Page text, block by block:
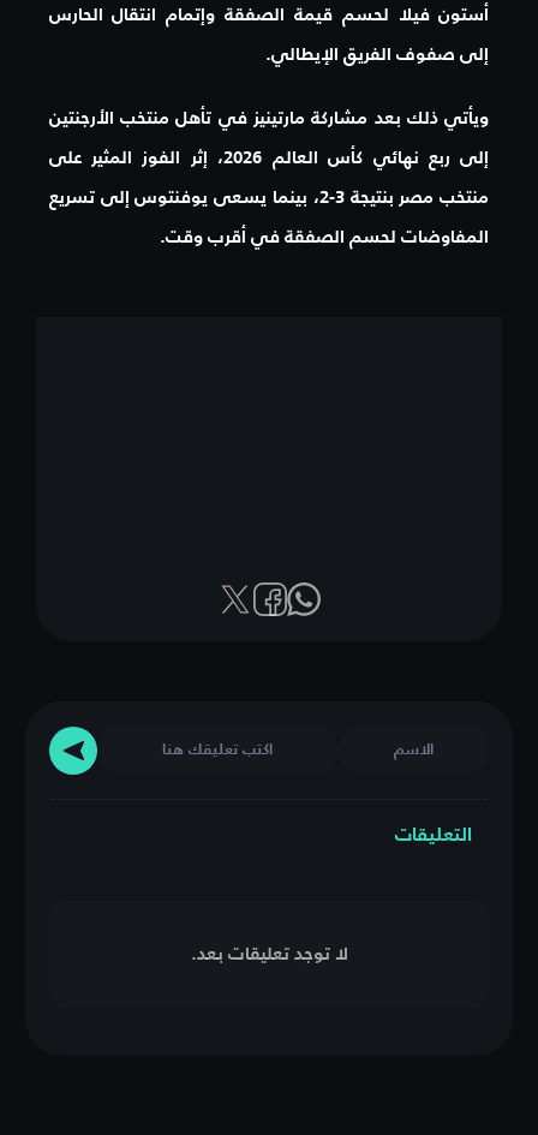
أستون فيلا لحسم قيمة الصفقة وإتمام انتقال الحارس
إلى صفوف الفريق الإيطالي.
ويأتي ذلك بعد مشاركة مارتينيز في تأهل منتخب الأرجنتين
إلى ربع نهائي كأس العالم 2026، إثر الفوز المثير على
منتخب مصر بنتيجة 3-2، بينما يسعى يوفنتوس إلى تسريع
المفاوضات لحسم الصفقة في أقرب وقت.
التعليقات
لا توجد تعليقات بعد.